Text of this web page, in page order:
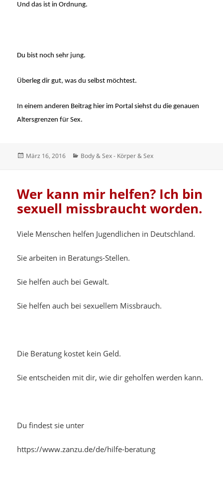
Und das ist in Ordnung.
Du bist noch sehr jung.
Überleg dir gut, was du selbst möchtest.
In einem anderen Beitrag hier im Portal siehst du die genauen
Altersgrenzen für Sex.
Veröffentlicht
März 16, 2016 Kategorien
Body & Sex - Körper & Sex
Wer kann mir helfen? Ich bin
sexuell missbraucht worden.
Viele Menschen helfen Jugendlichen in Deutschland.
Sie arbeiten in Beratungs-Stellen.
Sie helfen auch bei Gewalt.
Sie helfen auch bei sexuellem Missbrauch.
Die Beratung kostet kein Geld.
Sie entscheiden mit dir, wie dir geholfen werden kann.
Du findest sie unter
https://www.zanzu.de/de/hilfe-beratung